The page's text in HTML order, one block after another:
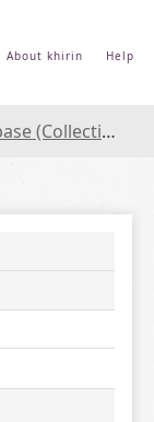
About khirin Help
of Japanese History)